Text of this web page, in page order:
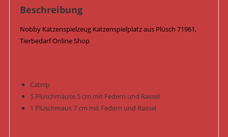
Beschreibung
Nobby Katzenspielzeug Katzenspielplatz aus Plüsch 71961,
Tierbedarf Online Shop
Catnip
5 Plüschmäuse 5 cm mit Federn und Rassel
1 Plüschmaus 7 cm mit Federn und Rassel